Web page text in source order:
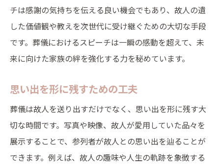
チは感謝の気持ちを伝える良い機会でもあり、故人の遺
した価値観や教えを次世代に受け継ぐための大切な手段
です。葬儀におけるスピーチは一瞬の感動を超えて、未
来に向けた家族の絆を強化する力を秘めています。
思い出を形に残すための工夫
葬儀は故人を送り出すだけでなく、思い出を形に残す大
切な時間です。写真や映像、故人が愛用していた品々を
展示することで、参列者が故人との思い出を辿ることが
できます。例えば、故人の趣味や人生の軌跡を象徴する